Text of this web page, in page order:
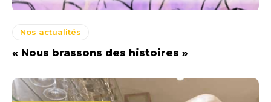
Nos actualités
« Nous brassons des histoires »